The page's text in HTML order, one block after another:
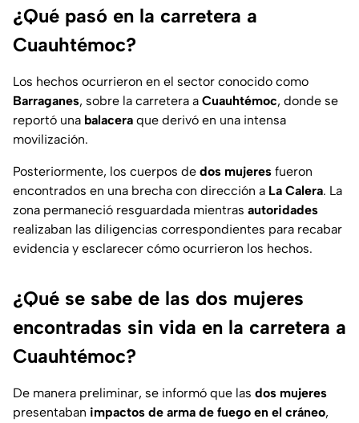
¿Qué pasó en la carretera a
Cuauhtémoc?
Los hechos ocurrieron en el sector conocido como
Barraganes, sobre la carretera a Cuauhtémoc, donde se
reportó una balacera que derivó en una intensa
movilización.
Posteriormente, los cuerpos de dos mujeres fueron
encontrados en una brecha con dirección a La Calera. La
zona permaneció resguardada mientras autoridades
realizaban las diligencias correspondientes para recabar
evidencia y esclarecer cómo ocurrieron los hechos.
¿Qué se sabe de las dos mujeres
encontradas sin vida en la carretera a
Cuauhtémoc?
De manera preliminar, se informó que las dos mujeres
presentaban impactos de arma de fuego en el cráneo,